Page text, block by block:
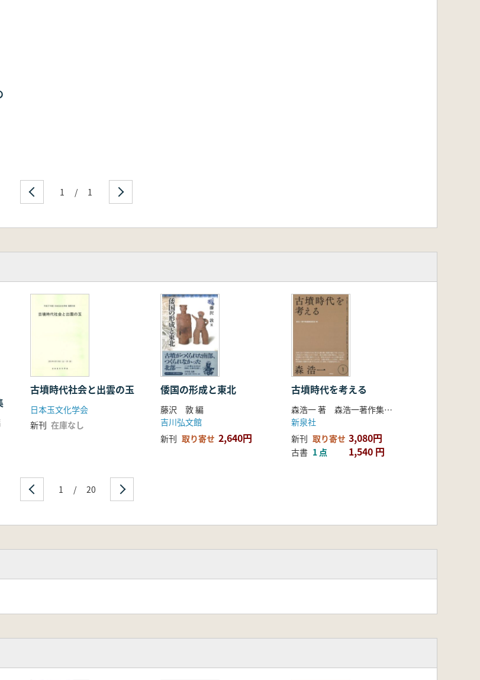
制作
内部抗争
1 / 1
古墳時代社会と出雲の玉
日本玉文化学会
新刊 在庫なし
倭国の形成と東北
藤沢 敦 編
吉川弘文館
新刊 取り寄せ 2,640円
古墳時代を考える
森浩一 著 森浩一著作集編集委員会 編
新泉社
新刊 取り寄せ 3,080円
古書 1 点 1,540 円
1 / 20